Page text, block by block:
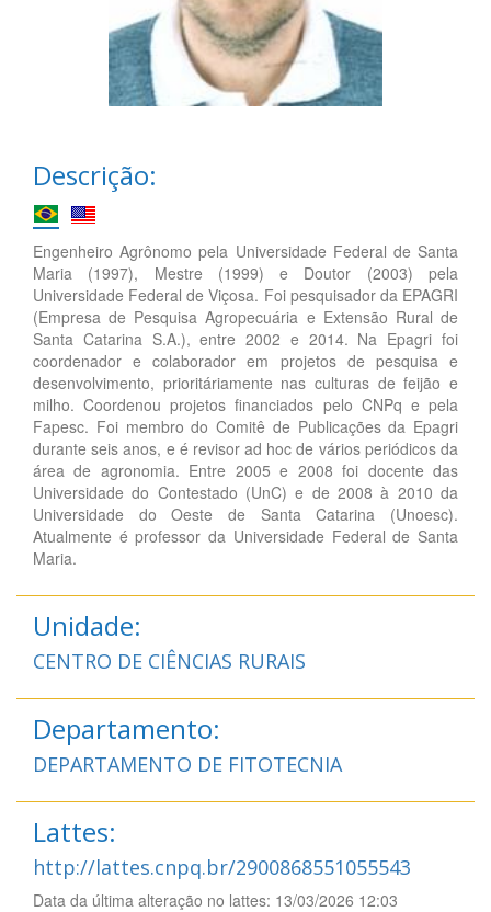
Descrição:
Engenheiro Agrônomo pela Universidade Federal de Santa
Maria (1997), Mestre (1999) e Doutor (2003) pela
Universidade Federal de Viçosa. Foi pesquisador da EPAGRI
(Empresa de Pesquisa Agropecuária e Extensão Rural de
Santa Catarina S.A.), entre 2002 e 2014. Na Epagri foi
coordenador e colaborador em projetos de pesquisa e
desenvolvimento, prioritáriamente nas culturas de feijão e
milho. Coordenou projetos financiados pelo CNPq e pela
Fapesc. Foi membro do Comitê de Publicações da Epagri
durante seis anos, e é revisor ad hoc de vários periódicos da
área de agronomia. Entre 2005 e 2008 foi docente das
Universidade do Contestado (UnC) e de 2008 à 2010 da
Universidade do Oeste de Santa Catarina (Unoesc).
Atualmente é professor da Universidade Federal de Santa
Maria.
Unidade:
CENTRO DE CIÊNCIAS RURAIS
Departamento:
DEPARTAMENTO DE FITOTECNIA
Lattes:
http://lattes.cnpq.br/2900868551055543
Data da última alteração no lattes: 13/03/2026 12:03